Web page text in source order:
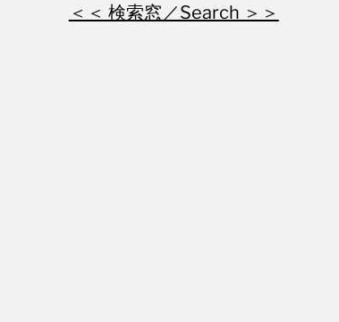
＜＜ 検索窓／Search ＞＞